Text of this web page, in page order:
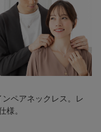
ペアネックレス。レ
様。